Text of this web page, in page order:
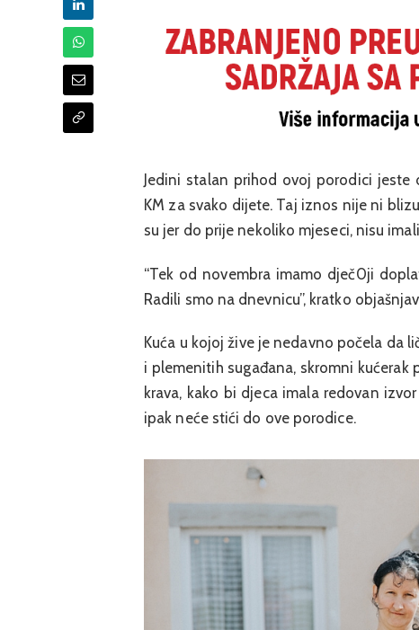
Jedini stalan prihod ovoj porodici
KM za svako dijete. Taj iznos nije ni
su jer do prije nekoliko mjeseci, nisu
“Tek od novembra imamo dječ0ji
Radili smo na dnevnicu”, kratko
Kuća u kojoj žive je nedavno počela da
i plemenitih sugađana, skromni
krava, kako bi djeca imala redovan
ipak neće stići do ove porodice.